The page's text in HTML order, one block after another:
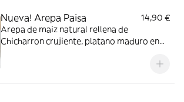
Nueva! Arepa Paisa
14,90 €
Arepa de maiz natural rellena de
Chicharron crujiente, platano maduro en